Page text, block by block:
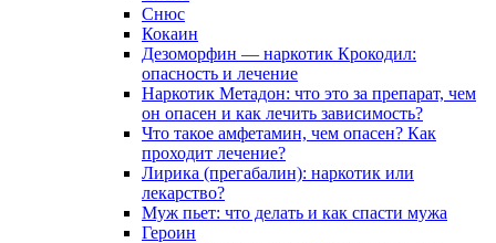
Снюс
Кокаин
Дезоморфин — наркотик Крокодил:
опасность и лечение
Наркотик Метадон: что это за препарат, чем
он опасен и как лечить зависимость?
Что такое амфетамин, чем опасен? Как
проходит лечение?
Лирика (прегабалин): наркотик или
лекарство?
Муж пьет: что делать и как спасти мужа
Героин